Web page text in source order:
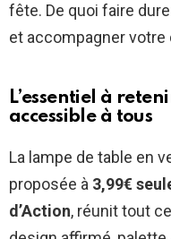
fête. De quoi faire
et accompagner
L’essentiel à
accessible à tous
La lampe de table en
proposée à 3,99€
d’Action, réunit tout